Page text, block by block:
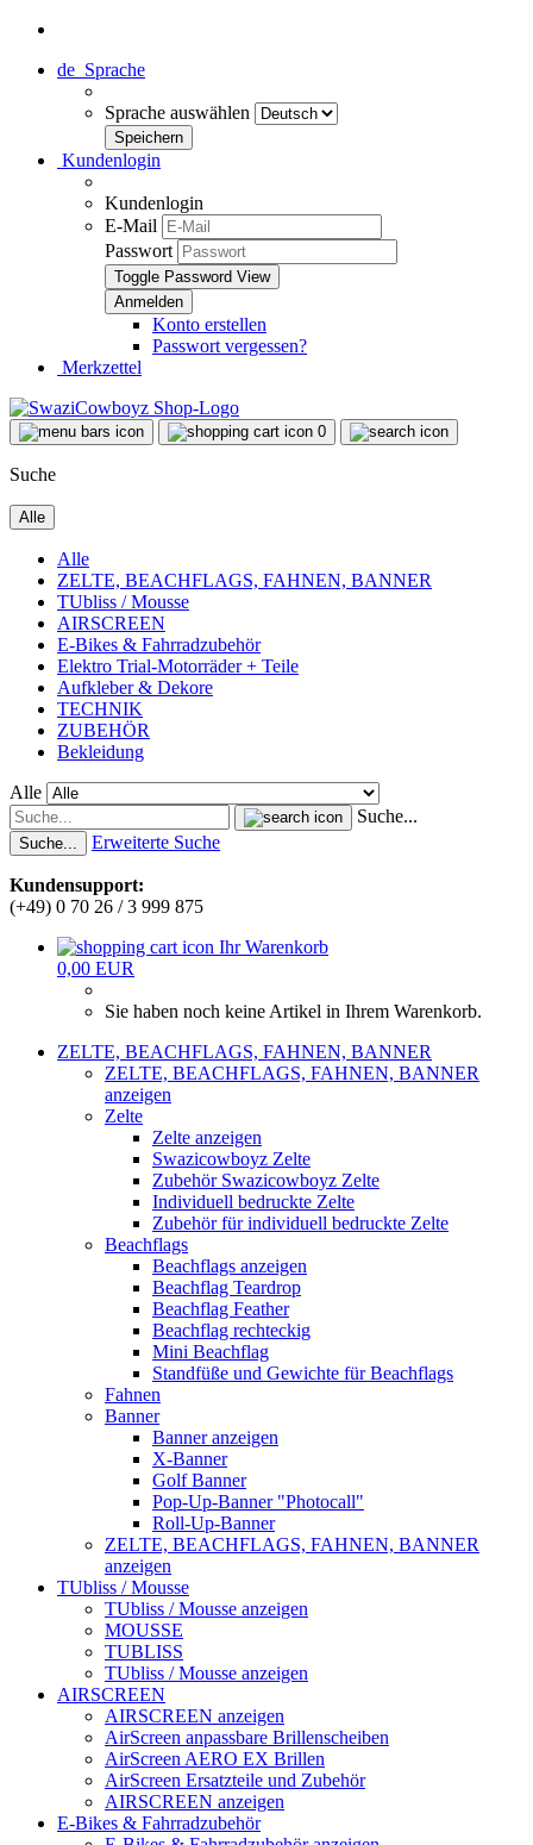
de Sprache
Sprache auswählen
Kundenlogin
Kundenlogin
E-Mail
Passwort
Toggle Password View
Konto erstellen
Passwort vergessen?
Merkzettel
0
Suche
Alle
Alle
ZELTE, BEACHFLAGS, FAHNEN, BANNER
TUbliss / Mousse
AIRSCREEN
E-Bikes & Fahrradzubehör
Elektro Trial-Motorräder + Teile
Aufkleber & Dekore
TECHNIK
ZUBEHÖR
Bekleidung
Alle
Suche...
Suche... Erweiterte Suche
Kundensupport:
(+49) 0 70 26 / 3 999 875
Ihr Warenkorb
0,00 EUR
Sie haben noch keine Artikel in Ihrem Warenkorb.
ZELTE, BEACHFLAGS, FAHNEN, BANNER
ZELTE, BEACHFLAGS, FAHNEN, BANNER
anzeigen
Zelte
Zelte anzeigen
Swazicowboyz Zelte
Zubehör Swazicowboyz Zelte
Individuell bedruckte Zelte
Zubehör für individuell bedruckte Zelte
Beachflags
Beachflags anzeigen
Beachflag Teardrop
Beachflag Feather
Beachflag rechteckig
Mini Beachflag
Standfüße und Gewichte für Beachflags
Fahnen
Banner
Banner anzeigen
X-Banner
Golf Banner
Pop-Up-Banner "Photocall"
Roll-Up-Banner
ZELTE, BEACHFLAGS, FAHNEN, BANNER
anzeigen
TUbliss / Mousse
TUbliss / Mousse anzeigen
MOUSSE
TUBLISS
TUbliss / Mousse anzeigen
AIRSCREEN
AIRSCREEN anzeigen
AirScreen anpassbare Brillenscheiben
AirScreen AERO EX Brillen
AirScreen Ersatzteile und Zubehör
AIRSCREEN anzeigen
E-Bikes & Fahrradzubehör